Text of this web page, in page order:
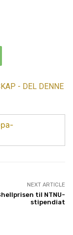
- DEL DENNE
NEXT ARTICLE
til NTNU-
stipendiat